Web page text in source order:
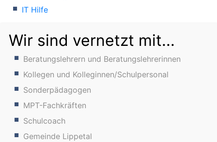
IT Hilfe
Wir sind vernetzt mit...
Beratungslehrern und Beratungslehrerinnen
Kollegen und Kolleginnen/Schulpersonal
Sonderpädagogen
MPT-Fachkräften
Schulcoach
Gemeinde Lippetal